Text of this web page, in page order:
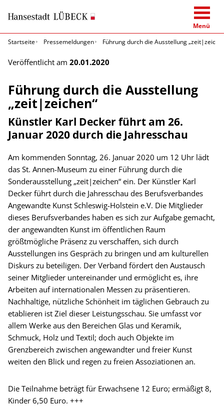
Menü
Startseite
Pressemeldungen Führung durch die Ausstellung
Veröffentlicht am 20.01.2020
Führung durch die Ausstellung
„zeit|zeichen“
Künstler Karl Decker führt am 26.
Januar 2020 durch die Jahresschau
Am kommenden Sonntag, 26. Januar 2020 um 12 Uhr lädt
das St. Annen-Museum zu einer Führung durch die
Sonderausstellung „zeit|zeichen“ ein. Der Künstler Karl
Decker führt durch die Jahresschau des Berufsverbandes
Angewandte Kunst Schleswig-Holstein e.V. Die Mitglieder
dieses Berufsverbandes haben es sich zur Aufgabe gemacht,
der angewandten Kunst im öffentlichen Raum
größtmögliche Präsenz zu verschaffen, sich durch
Ausstellungen ins Gespräch zu bringen und am kulturellen
Diskurs zu beteiligen. Der Verband fördert den Austausch
seiner Mitglieder untereinander und ermöglicht es, ihre
Arbeiten auf internationalen Messen zu präsentieren.
Nachhaltige, nützliche Schönheit im täglichen Gebrauch zu
etablieren ist Ziel dieser Leistungsschau. Sie umfasst vor
allem Werke aus den Bereichen Glas und Keramik,
Schmuck, Holz und Textil; doch auch Objekte im
Grenzbereich zwischen angewandter und freier Kunst
weiten den Blick und regen zu freien Assoziationen an.
Die Teilnahme beträgt für Erwachsene 12 Euro; ermäßigt 8,
Kinder 6,50 Euro. +++